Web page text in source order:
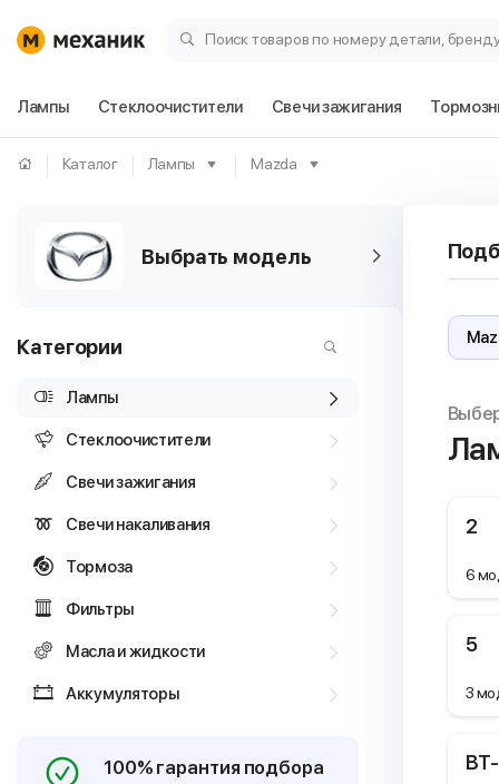
Поиск товаров по номеру детали,
Лампы Стеклоочистители Свечи зажигания
Каталог Лампы Mazda
Выбрать модель
Категории
Лампы
Стеклоочистители
Свечи зажигания
Свечи накаливания
Тормоза
Фильтры
Масла и жидкости
Аккумуляторы
100% гарантия подбора
2
6
5
3